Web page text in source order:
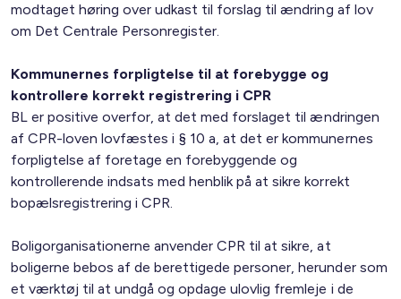
modtaget høring over udkast til forslag til ændring af lov
om Det Centrale Personregister.
Kommunernes forpligtelse til at forebygge og
kontrollere korrekt registrering i CPR
BL er positive overfor, at det med forslaget til ændringen
af CPR-loven lovfæstes i § 10 a, at det er kommunernes
forpligtelse af foretage en forebyggende og
kontrollerende indsats med henblik på at sikre korrekt
bopælsregistrering i CPR.
Boligorganisationerne anvender CPR til at sikre, at
boligerne bebos af de berettigede personer, herunder som
et værktøj til at undgå og opdage ulovlig fremleje i de